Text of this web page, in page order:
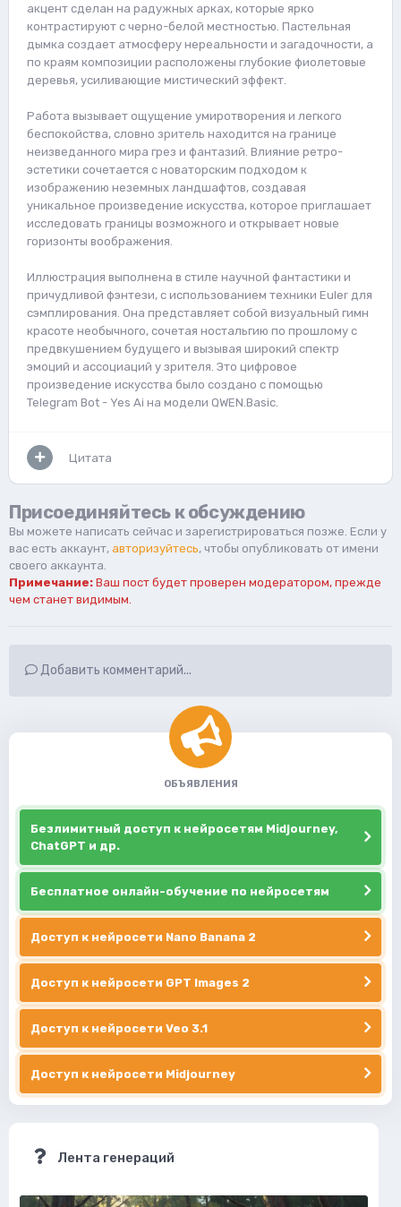
акцент сделан на радужных арках, которые ярко
контрастируют с черно-белой местностью. Пастельная
дымка создает атмосферу нереальности и загадочности, а
по краям композиции расположены глубокие фиолетовые
деревья, усиливающие мистический эффект.
Работа вызывает ощущение умиротворения и легкого
беспокойства, словно зритель находится на границе
неизведанного мира грез и фантазий. Влияние ретро-
эстетики сочетается с новаторским подходом к
изображению неземных ландшафтов, создавая
уникальное произведение искусства, которое приглашает
исследовать границы возможного и открывает новые
горизонты воображения.
Иллюстрация выполнена в стиле научной фантастики и
причудливой фэнтези, с использованием техники Euler для
сэмплирования. Она представляет собой визуальный гимн
красоте необычного, сочетая ностальгию по прошлому с
предвкушением будущего и вызывая широкий спектр
эмоций и ассоциаций у зрителя. Это цифровое
произведение искусства было создано с помощью
Telegram Bot - Yes Ai на модели QWEN.Basic.
Цитата
Присоединяйтесь к обсуждению
Вы можете написать сейчас и зарегистрироваться позже. Если у
вас есть аккаунт, авторизуйтесь, чтобы опубликовать от имени
своего аккаунта.
Примечание: Ваш пост будет проверен модератором, прежде
чем станет видимым.
Добавить комментарий...
ОБЪЯВЛЕНИЯ
Безлимитный доступ к нейросетям Midjourney,
ChatGPT и др.
Бесплатное онлайн-обучение по нейросетям
Доступ к нейросети Nano Banana 2
Доступ к нейросети GPT Images 2
Доступ к нейросети Veo 3.1
Доступ к нейросети Midjourney
Лента генераций